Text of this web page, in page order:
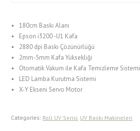
180cm Baskı Alanı
Epson i3200 -U1 Kafa
2880 dpi Baskı Çözünürlüğü
2mm-5mm Kafa Yüksekliği
Otomatik Vakum ile Kafa Temizleme Sistemi
LED Lamba Kurutma Sistemi
X-Y Ekseni Servo Motor
Categories: Roll UV Serisi, UV Baskı Makineleri